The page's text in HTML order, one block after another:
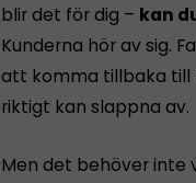
blir det för dig – kan
Kunderna hör av sig.
att komma tillbaka till
riktigt kan slappna av.
Men det behöver inte